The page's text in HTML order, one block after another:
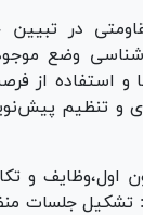
در
وضع
و استفاده از
و تنظیم
اول،وظایف و
از: تشکیل